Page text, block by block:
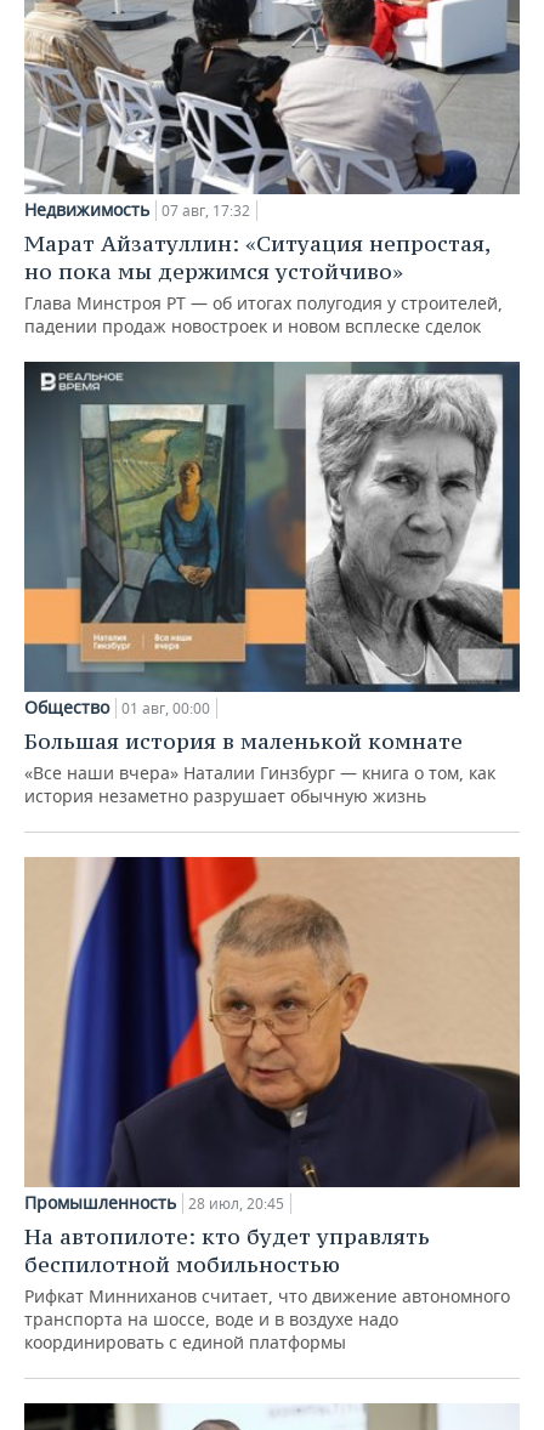
Недвижимость 07 авг, 17:32
Марат Айзатуллин: «Ситуация непростая,
но пока мы держимся устойчиво»
Глава Минстроя РТ — об итогах полугодия у строителей,
падении продаж новостроек и новом всплеске сделок
Общество 01 авг, 00:00
Большая история в маленькой комнате
«Все наши вчера» Наталии Гинзбург — книга о том, как
история незаметно разрушает обычную жизнь
Промышленность 28 июл, 20:45
На автопилоте: кто будет управлять
беспилотной мобильностью
Рифкат Минниханов считает, что движение автономного
транспорта на шоссе, воде и в воздухе надо
координировать с единой платформы